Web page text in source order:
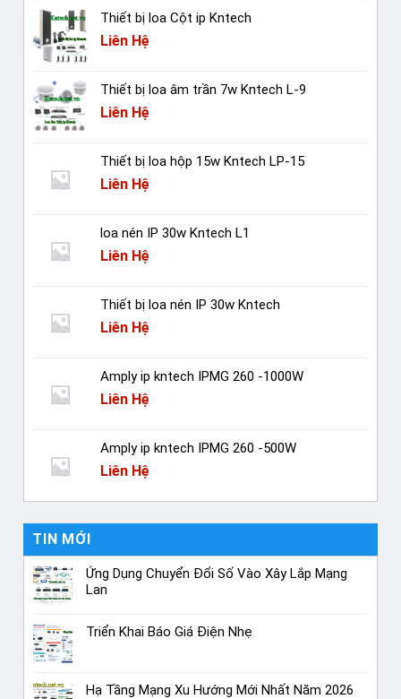
Thiết bị loa Cột ip Kntech
Liên Hệ
Thiết bị loa âm trần 7w Kntech L-9
Liên Hệ
Thiết bị loa hộp 15w Kntech LP-15
Liên Hệ
loa nén IP 30w Kntech L1
Liên Hệ
Thiết bị loa nén IP 30w Kntech
Liên Hệ
Amply ip kntech IPMG 260 -1000W
Liên Hệ
Amply ip kntech IPMG 260 -500W
Liên Hệ
TIN MỚI
Ứng Dụng Chuyển Đổi Số Vào Xây Lắp Mạng
Lan
Triển Khai Báo Giá Điện Nhẹ
Hạ Tầng Mạng Xu Hướng Mới Nhất Năm 2026